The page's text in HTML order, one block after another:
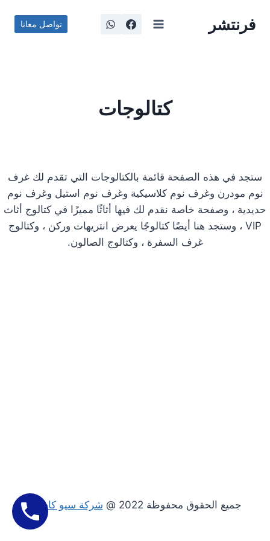
فرنتشر تواصل معانا
كتالوجات
ستجد في هذه الصفحة قائمة بالكتالوجات التي تقدم لك غرف
نوم مودرن وغرف نوم كلاسيكية وغرف نوم استيل وغرف نوم
حديدية ، وصفحة خاصة نقدم لك فيها أثاثًا مميزًا في كتالوج أثاث
VIP ، وستجد هنا أيضًا كتالوجًا يعرض انتريهات وركن ، وكتالوج
غرف السفرة ، وكتالوج الصالون.
جميع الحقوق محفوظة 2022 @ شركة سيو كاسيل